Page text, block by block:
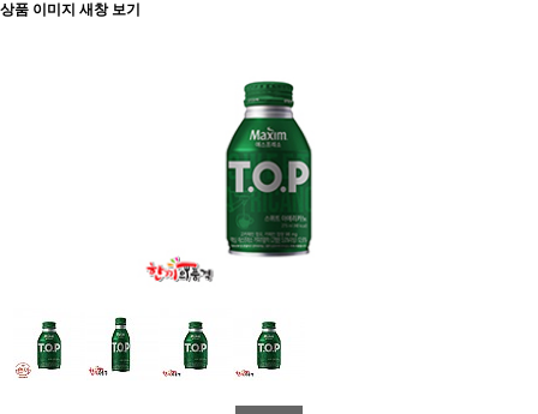
상품 이미지 새창 보기